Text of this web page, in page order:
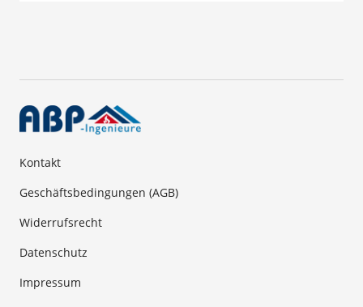
Kontakt
Geschäftsbedingungen (AGB)
Widerrufsrecht
Datenschutz
Impressum